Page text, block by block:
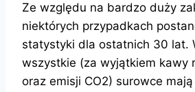
Ze względu na bardzo duży
niektórych przypadkach
statystyki dla ostatnich 30 lat.
wszystkie (za wyjątkiem kawy
oraz emisji CO2) surowce